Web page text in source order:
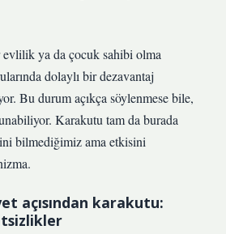
evlilik ya da çocuk sahibi olma
dolaylı bir dezavantaj
Bu durum açıkça söylenmese bile,
Karakutu tam da burada
bilmediğimiz ama etkisini
açısından karakutu: